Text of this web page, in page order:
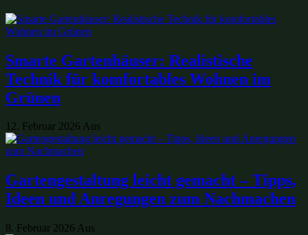
Smarte Gartenhäuser: Realistische
Technik für komfortables Wohnen im
Grünen
12. Februar 2026 Aus
Gartengestaltung leicht gemacht – Tipps,
Ideen und Anregungen zum Nachmachen
8. Februar 2026 Aus